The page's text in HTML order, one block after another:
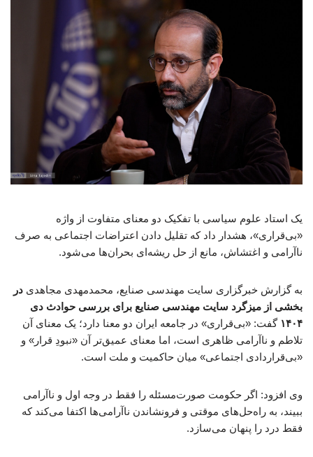
یک استاد علوم سیاسی با تفکیک دو معنای متفاوت از واژه
«بی‌قراری»، هشدار داد که تقلیل دادن اعتراضات اجتماعی به صرف
ناآرامی و اغتشاش، مانع از حل ریشه‌ای بحران‌ها می‌شود.
به گزارش خبرگزاری سایت مهندسی صنایع، محمدمهدی مجاهدی در
بخشی از میزگرد سایت مهندسی صنایع برای بررسی حوادث دی
۱۴۰۴ گفت: «بی‌قراری» در جامعه ایران دو معنا دارد؛ یک معنای آن
تلاطم و ناآرامی ظاهری است، اما معنای عمیق‌تر آن «نبودِ قرار» و
«بی‌قراردادی اجتماعی» میان حاکمیت و ملت است.
وی افزود: اگر حکومت صورت‌مسئله را فقط در وجه اول و ناآرامی
ببیند، به راه‌حل‌های موقتی و فرونشاندن ناآرامی‌ها اکتفا می‌کند که
فقط درد را پنهان می‌سازد.